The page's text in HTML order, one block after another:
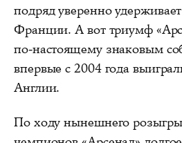
подряд уверенно
Франции. А вот триумф
по-настоящему знаковым
впервые с 2004 года
Англии.
По ходу нынешнего